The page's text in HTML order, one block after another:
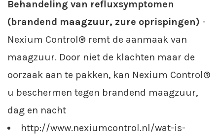
Behandeling van refluxsymptomen
(brandend maagzuur, zure oprispingen) -
Nexium Control® remt de aanmaak van
maagzuur. Door niet de klachten maar de
oorzaak aan te pakken, kan Nexium Control®
u beschermen tegen brandend maagzuur,
dag en nacht
http://www.nexiumcontrol.nl/wat-is-